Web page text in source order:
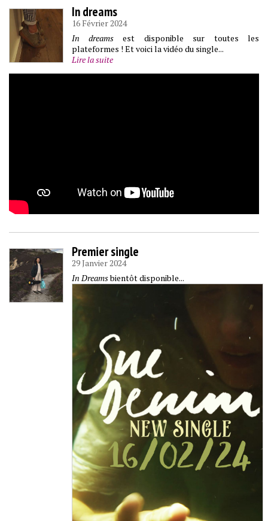
In dreams
16 Février 2024
In dreamsest disponible sur toutes les
plateformes ! Et voici la vidéo du single...
Lire la suite
Premier single
29 Janvier 2024
In Dreamsbientôt disponible...